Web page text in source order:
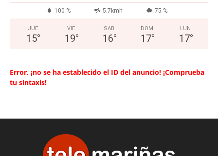
100 % 5.7kmh 75 %
JUE
15°
VIE
19°
SAB
16°
DOM
17°
LUN
17°
Error, ¡no se ha establecido el ID del anuncio! ¡Comprueba
tu sintaxis!